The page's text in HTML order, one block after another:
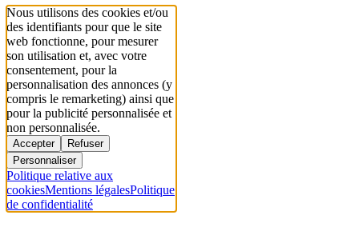
Nous utilisons des cookies et/ou
des identifiants pour que le site
web fonctionne, pour mesurer
son utilisation et, avec votre
consentement, pour la
personnalisation des annonces (y
compris le remarketing) ainsi que
pour la publicité personnalisée et
non personnalisée.
Accepter
Refuser
Personnaliser
Politique relative aux
cookiesMentions légalesPolitique
de confidentialité